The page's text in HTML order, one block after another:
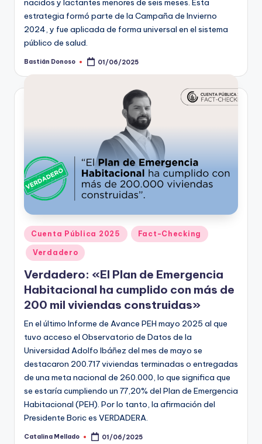
nacidos y lactantes menores de seis meses. Esta
estrategia formó parte de la Campaña de Invierno
2024, y fue aplicada de forma universal en el sistema
público de salud.
Publicado
Bastián Donoso 01/06/2025
Publicado
en
Cuenta Pública 2025 Fact-Checking
Verdadero
Verdadero: «El Plan de Emergencia
Habitacional ha cumplido con más de
200 mil viviendas construidas»
En el último Informe de Avance PEH mayo 2025 al que
tuvo acceso el Observatorio de Datos de la
Universidad Adolfo Ibáñez del mes de mayo se
destacaron 200.717 viviendas terminadas o entregadas
de una meta nacional de 260.000, lo que significa que
se estaría cumpliendo un 77,20% del Plan de Emergencia
Habitacional (PEH). Por lo tanto, la afirmación del
Presidente Boric es VERDADERA.
Publicado
Catalina Mellado 01/06/2025